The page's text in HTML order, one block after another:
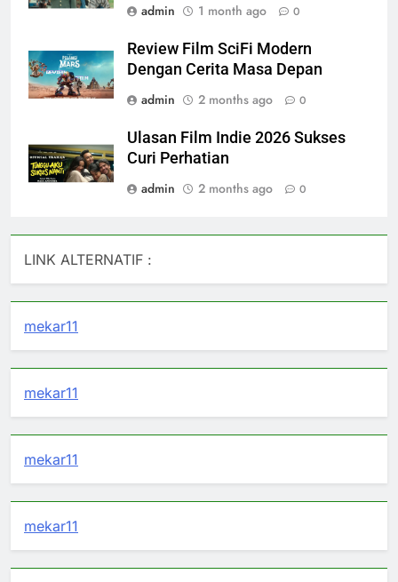
admin
1 month ago 0
Review Film SciFi Modern
Dengan Cerita Masa Depan
admin
2 months ago 0
Ulasan Film Indie 2026 Sukses
Curi Perhatian
admin
2 months ago 0
LINK ALTERNATIF :
mekar11
mekar11
mekar11
mekar11